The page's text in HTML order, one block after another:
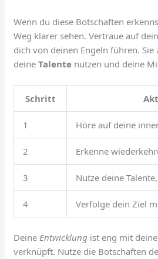
Wenn du diese Botschaften
Weg klarer sehen. Vertraue auf
dich von deinen Engeln führen. Sie
deineTalente nutzen und deine
Schritt
1 Höre auf deine
2 Erkenne
3 Nutze deine
4 Verfolge dein Ziel
DeineEntwicklung ist eng mit
verknüpft. Nutze die Botschaften